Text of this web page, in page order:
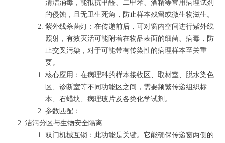
清洁消毒，能抵抗甲醛、二甲苯、酒精等常用病理试剂
的侵蚀，且无卫生死角，防止样本残留或微生物滋生。
紫外线杀菌灯：在传递前后，可对窗内空间进行紫外线
照射，有效灭活可能附着在物品表面的细菌、病毒，防
止交叉污染，对于可能带有传染性的病理样本至关重
要。
核心应用：在病理科的样本接收区、取材室、脱水染色
区、诊断室等不同功能区之间，需要频繁传递组织标
本、石蜡块、病理玻片及各类化学试剂。
参数匹配：
洁污分区与生物安全隔离
双门机械互锁：此功能是关键。它能确保传递窗两侧的